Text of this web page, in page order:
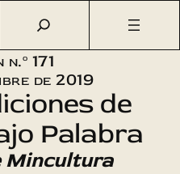
Boletín/
Boletín n.º 171 –
Bajo Palabra de Mincultura
171
de 2019
de
Palabra
Mincultura